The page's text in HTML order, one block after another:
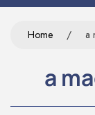
Home / a
a